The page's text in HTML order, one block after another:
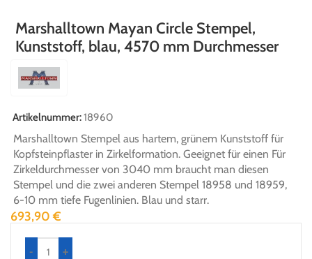
Marshalltown Mayan Circle Stempel,
Kunststoff, blau, 4570 mm Durchmesser
Artikelnummer:18960
Marshalltown Stempel aus hartem, grünem Kunststoff für
Kopfsteinpflaster in Zirkelformation. Geeignet für einen Für
Zirkeldurchmesser von 3040 mm braucht man diesen
Stempel und die zwei anderen Stempel 18958 und 18959,
6-10 mm tiefe Fugenlinien. Blau und starr.
693,90€
-
+